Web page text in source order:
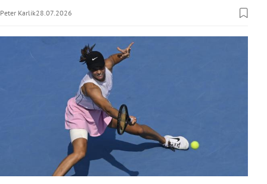
Peter Karlik28.07.2026